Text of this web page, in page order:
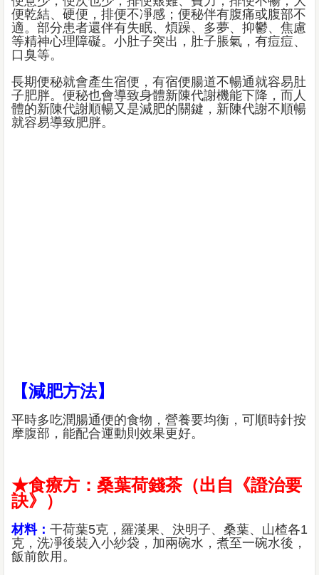
便乾結、硬便，排便不凈感；便秘伴有腹痛或腹部不
適。部分患者還伴有失眠、煩躁、多夢、抑鬱、焦慮
等精神心理障礙。小肚子突出，肚子脹氣，有痘痘、
口臭等。
長期便秘就會產生宿便，有宿便腸道不暢通就容易肚
子肥胖。便秘也會導致身體新陳代謝機能下降，而人
體的新陳代謝順暢又是減肥的關鍵，新陳代謝不順暢
就容易導致肥胖。
【減肥方法】
平時多吃潤腸通便的食物，營養要均衡，可順時針按
摩腹部，能配合運動則效果更好。
★食療方：桑葉荷錢茶（出自《證治要
訣》）
材料： 干荷葉5克，羅漢果、決明子、桑葉、山楂各1
克，洗凈後裝入小紗袋，加兩碗水，煮至一碗水後，
飯前飲用。